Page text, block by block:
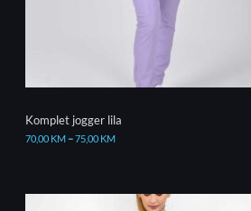
Komplet jogger lila
70,00 KM–75,00 KM